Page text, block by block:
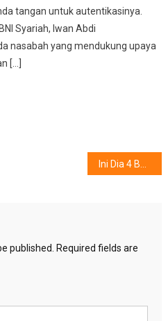
tangan untuk autentikasinya.
Syariah, Iwan Abdi
nasabah yang mendukung upaya
[…]
published.
Required fields are